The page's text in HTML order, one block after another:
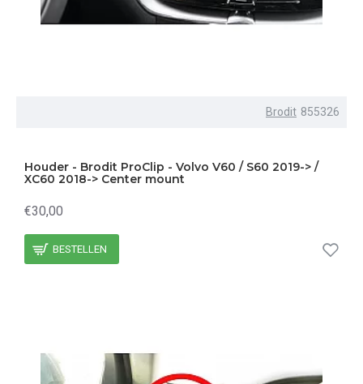
Brodit 855326
Houder - Brodit ProClip - Volvo V60 / S60 2019-> /
XC60 2018-> Center mount
€30,00
BESTELLEN